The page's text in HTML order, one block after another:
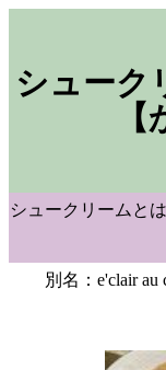
シューク
シュークリームと
別名：e'clair